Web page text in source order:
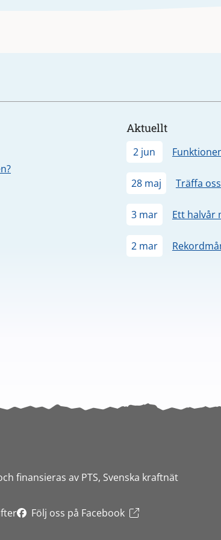
Aktuellt
2 jun
28 maj Träffa
3 mar Ett halvår
2 mar
finansieras av PTS, Svenska kraftnät
Följ oss på Facebook